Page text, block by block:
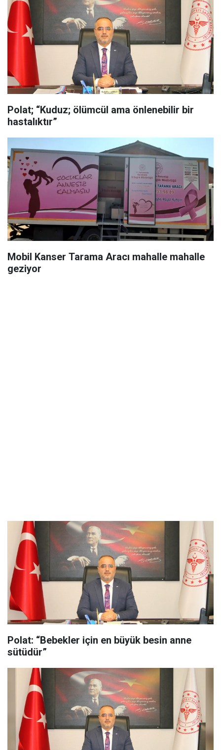
Polat; “Kuduz; ölümcül ama önlenebilir bir
hastalıktır”
Mobil Kanser Tarama Aracı mahalle mahalle
geziyor
Polat: “Bebekler için en büyük besin anne
sütüdür”